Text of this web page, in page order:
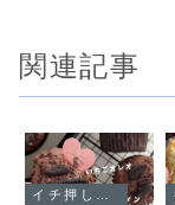
関連記事